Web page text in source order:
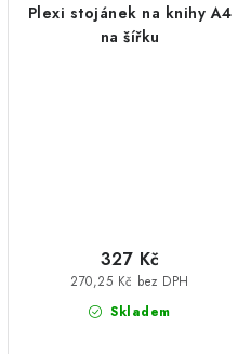
Plexi stojánek na knihy A4
na šířku
Skladem
270,25 Kč bez DPH
327 Kč